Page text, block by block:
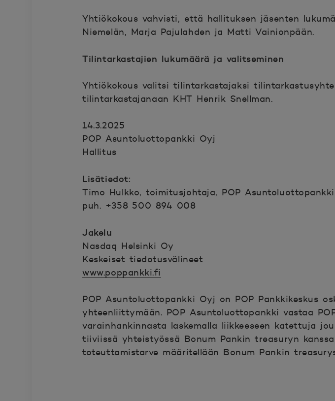
Yhtiökokous vahvisti, että hallituksen jäsenten
Niemelän, Marja Pajulahden ja Matti Vainionpään.
Tilintarkastajien lukumäärä ja valitseminen
Yhtiökokous valitsi tilintarkastajaksi
tilintarkastajanaan KHT Henrik Snellman.
14.3.2025
POP Asuntoluottopankki Oyj
Hallitus
Lisätiedot:
Timo Hulkko, toimitusjohtaja, POP
puh. +358 500 894 008
Jakelu
Nasdaq Helsinki Oy
Keskeiset tiedotusvälineet
www.poppankki.fi
POP Asuntoluottopankki Oyj on POP Pankkikeskus
yhteenliittymään. POP Asuntoluottopankki vastaa
varainhankinnasta laskemalla liikkeeseen katettuja
tiiviissä yhteistyössä Bonum Pankin treasuryn
toteuttamistarve määritellään Bonum Pankin